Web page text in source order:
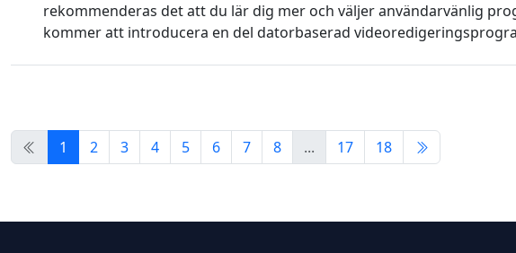
rekommenderas det att du lär dig mer och väljer användarvänlig
kommer att introducera en del datorbaserad
1 2 3 4 5 6 7 8 ... 17 18